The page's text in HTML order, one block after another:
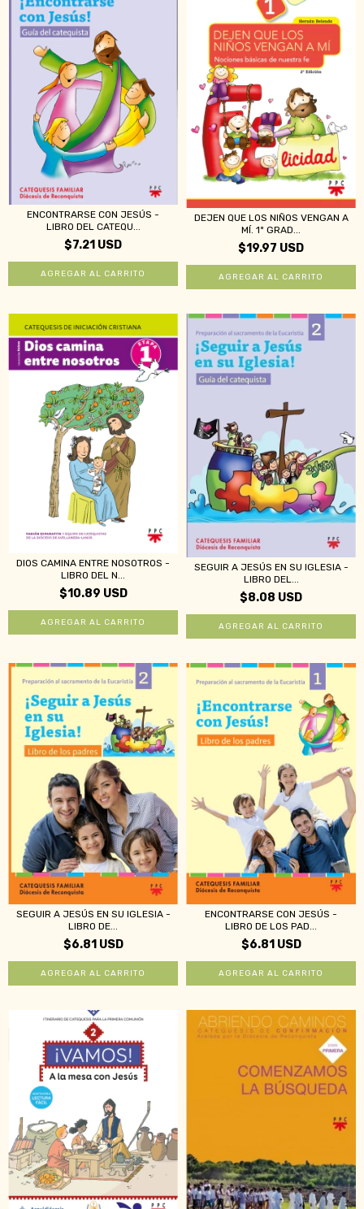
ENCONTRARSE CON JESÚS -
LIBRO DEL CATEQU...
$7.21 USD
DEJEN QUE LOS NIÑOS VENGAN A
MÍ. 1º GRAD...
$19.97 USD
DIOS CAMINA ENTRE NOSOTROS -
LIBRO DEL N...
$10.89 USD
SEGUIR A JESÚS EN SU IGLESIA -
LIBRO DEL...
$8.08 USD
SEGUIR A JESÚS EN SU IGLESIA -
LIBRO DE...
$6.81 USD
ENCONTRARSE CON JESÚS -
LIBRO DE LOS PAD...
$6.81 USD